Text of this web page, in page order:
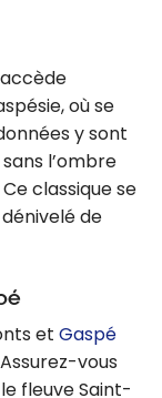
où se
y sont
l’ombre
classique se
de
et Gaspé
vous
fleuve Saint-